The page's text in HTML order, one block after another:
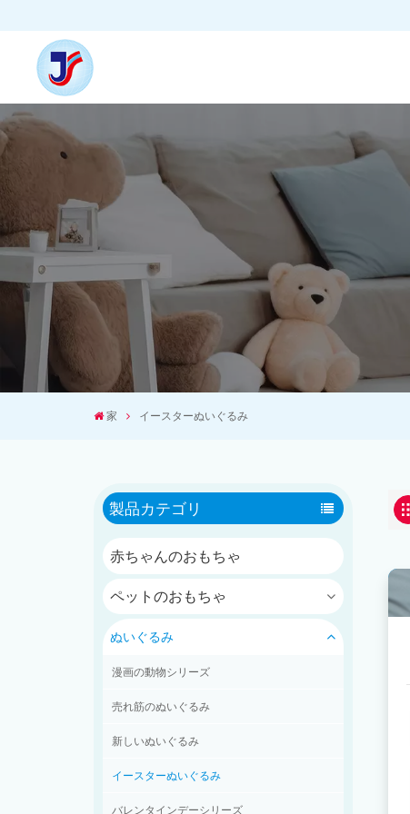
家 イースターぬいぐるみ
製品カテゴリ
赤ちゃんのおもちゃ
ペットのおもちゃ
ぬいぐるみ
漫画の動物シリーズ
売れ筋のぬいぐるみ
新しいぬいぐるみ
イースターぬいぐるみ
バレンタインデーシリーズ